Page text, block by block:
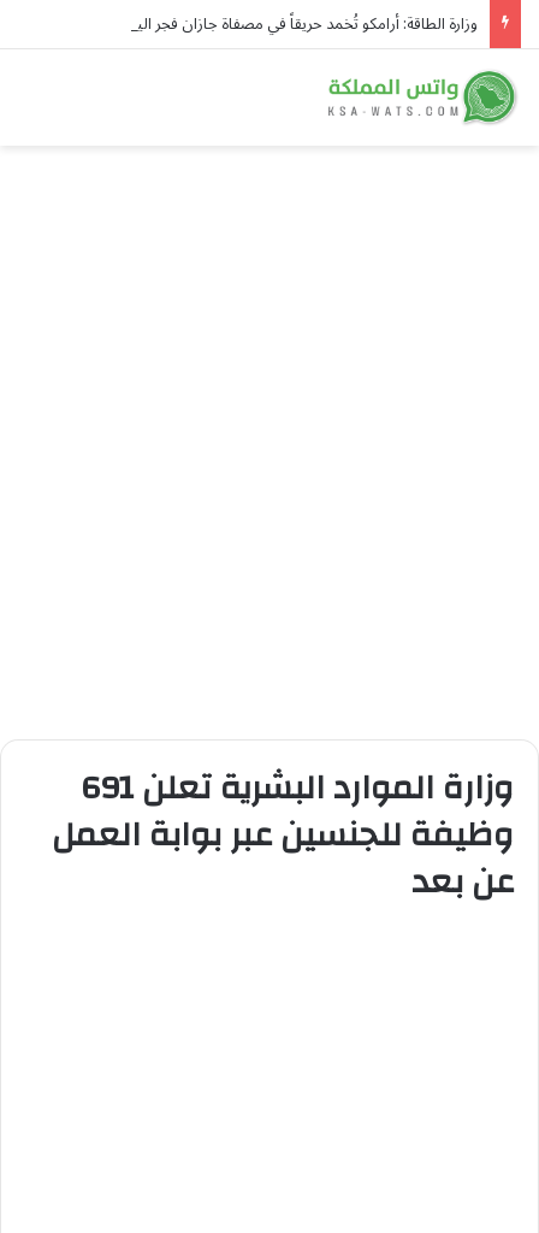
وزارة الموارد البشرية تعلن 691
وظيفة للجنسين عبر بوابة العمل
عن بعد